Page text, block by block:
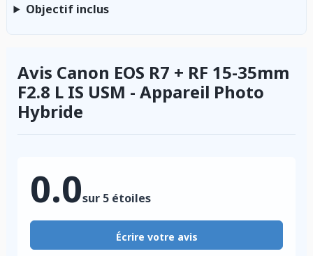
Objectif inclus
Avis Canon EOS R7 + RF 15-35mm
F2.8 L IS USM - Appareil Photo
Hybride
0.0sur 5 étoiles
Écrire votre avis